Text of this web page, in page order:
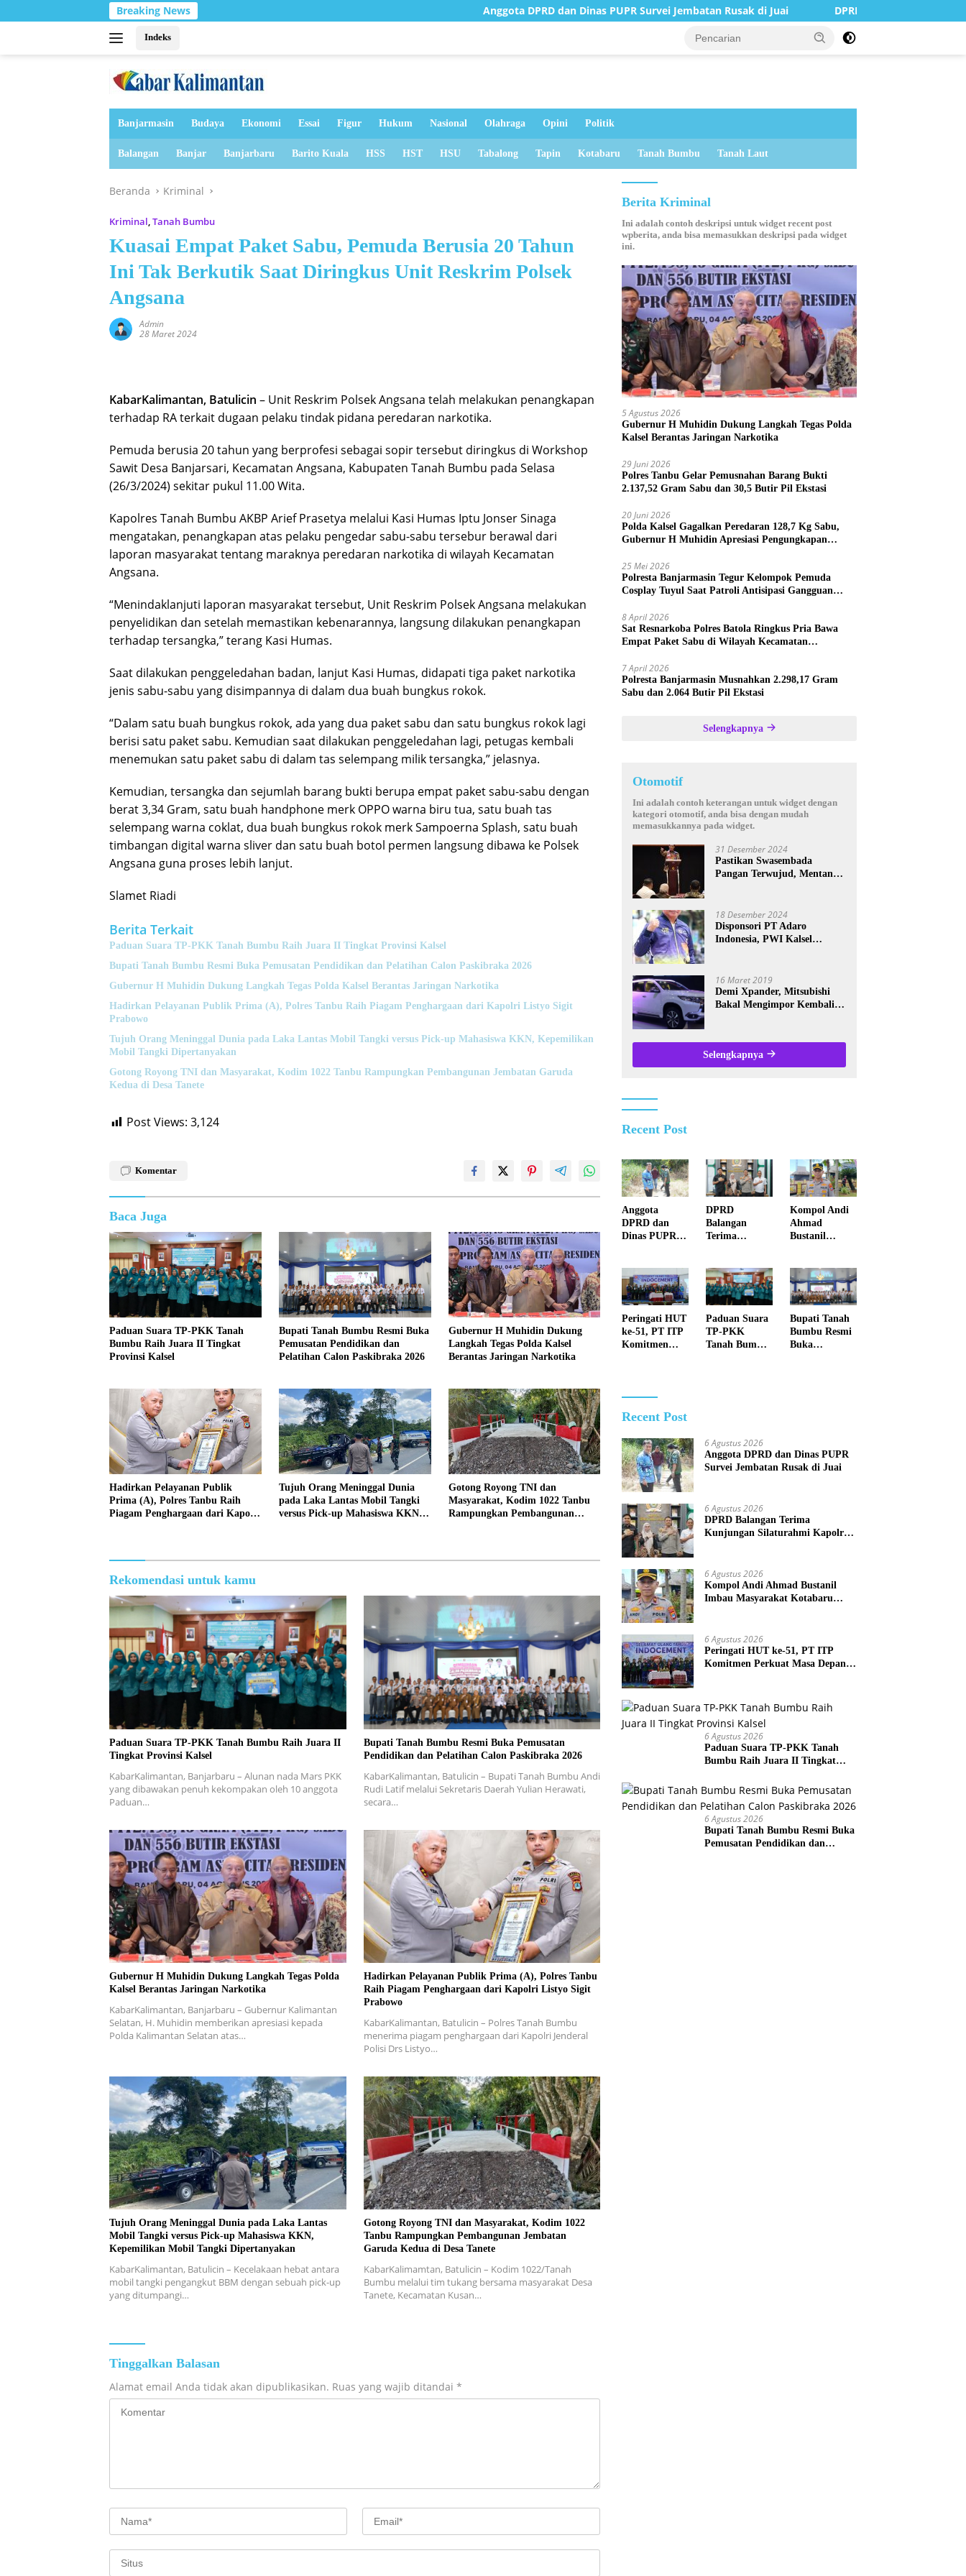
ke
Breaking News Anggota DPRD dan Dinas PUPR Survei Jembatan Rusak di Juai DPRD Balangan Terima Kunjungan
Indeks
Banjarmasin Budaya Ekonomi Essai Figur Hukum Nasional Olahraga Opini Politik
Balangan Banjar Banjarbaru Barito Kuala HSS HST HSU Tabalong Tapin Kotabaru Tanah Bumbu Tanah Laut
Beranda Kriminal
Kriminal,Tanah Bumbu
Kuasai Empat Paket Sabu, Pemuda Berusia 20 Tahun
Ini Tak Berkutik Saat Diringkus Unit Reskrim Polsek
Angsana
Admin
28 Maret 2024
KabarKalimantan, Batulicin – Unit Reskrim Polsek Angsana telah melakukan penangkapan
terhadap RA terkait dugaan pelaku tindak pidana peredaran narkotika.
Pemuda berusia 20 tahun yang berprofesi sebagai sopir tersebut diringkus di Workshop
Sawit Desa Banjarsari, Kecamatan Angsana, Kabupaten Tanah Bumbu pada Selasa
(26/3/2024) sekitar pukul 11.00 Wita.
Kapolres Tanah Bumbu AKBP Arief Prasetya melalui Kasi Humas Iptu Jonser Sinaga
mengatakan, penangkapan atas pelaku pengedar sabu-sabu tersebur berawal dari
laporan masyarakat tentang maraknya peredaran narkotika di wilayah Kecamatan
Angsana.
“Menindaklanjuti laporan masyarakat tersebut, Unit Reskrim Polsek Angsana melakukan
penyelidikan dan setelah memastikan kebenarannya, langsung dilakukan penangkapan
terhadap tersangka,” terang Kasi Humas.
Saat dilakukan penggeledahan badan, lanjut Kasi Humas, didapati tiga paket narkotika
jenis sabu-sabu yang disimpannya di dalam dua buah bungkus rokok.
“Dalam satu buah bungkus rokok, ada yang dua paket sabu dan satu bungkus rokok lagi
berisi satu paket sabu. Kemudian saat dilakukan penggeledahan lagi, petugas kembali
menemukan satu paket sabu di dalam tas selempang milik tersangka,” jelasnya.
Kemudian, tersangka dan sejumlah barang bukti berupa empat paket sabu-sabu dengan
berat 3,34 Gram, satu buah handphone merk OPPO warna biru tua, satu buah tas
selempang warna coklat, dua buah bungkus rokok merk Sampoerna Splash, satu buah
timbangan digital warna sliver dan satu buah botol permen langsung dibawa ke Polsek
Angsana guna proses lebih lanjut.
Slamet Riadi
Berita Terkait
Paduan Suara TP-PKK Tanah Bumbu Raih Juara II Tingkat Provinsi Kalsel
Bupati Tanah Bumbu Resmi Buka Pemusatan Pendidikan dan Pelatihan Calon Paskibraka 2026
Gubernur H Muhidin Dukung Langkah Tegas Polda Kalsel Berantas Jaringan Narkotika
Hadirkan Pelayanan Publik Prima (A), Polres Tanbu Raih Piagam Penghargaan dari Kapolri Listyo Sigit
Prabowo
Tujuh Orang Meninggal Dunia pada Laka Lantas Mobil Tangki versus Pick-up Mahasiswa KKN, Kepemilikan
Mobil Tangki Dipertanyakan
Gotong Royong TNI dan Masyarakat, Kodim 1022 Tanbu Rampungkan Pembangunan Jembatan Garuda
Kedua di Desa Tanete
Post Views: 3,124
Komentar
Baca Juga
Paduan Suara TP-PKK Tanah
Bumbu Raih Juara II Tingkat
Provinsi Kalsel
Bupati Tanah Bumbu Resmi Buka
Pemusatan Pendidikan dan
Pelatihan Calon Paskibraka 2026
Gubernur H Muhidin Dukung
Langkah Tegas Polda Kalsel
Berantas Jaringan Narkotika
Hadirkan Pelayanan Publik
Prima (A), Polres Tanbu Raih
Piagam Penghargaan dari Kapolri
Tujuh Orang Meninggal Dunia
pada Laka Lantas Mobil Tangki
versus Pick-up Mahasiswa KKN,
Gotong Royong TNI dan
Masyarakat, Kodim 1022 Tanbu
Rampungkan Pembangunan
Rekomendasi untuk kamu
Paduan Suara TP-PKK Tanah Bumbu Raih Juara II
Tingkat Provinsi Kalsel
KabarKalimantan, Banjarbaru – Alunan nada Mars PKK
yang dibawakan penuh kekompakan oleh 10 anggota
Paduan…
Bupati Tanah Bumbu Resmi Buka Pemusatan
Pendidikan dan Pelatihan Calon Paskibraka 2026
KabarKalimantan, Batulicin – Bupati Tanah Bumbu Andi
Rudi Latif melalui Sekretaris Daerah Yulian Herawati,
secara…
Gubernur H Muhidin Dukung Langkah Tegas Polda
Kalsel Berantas Jaringan Narkotika
KabarKalimantan, Banjarbaru – Gubernur Kalimantan
Selatan, H. Muhidin memberikan apresiasi kepada
Polda Kalimantan Selatan atas…
Hadirkan Pelayanan Publik Prima (A), Polres Tanbu
Raih Piagam Penghargaan dari Kapolri Listyo Sigit
Prabowo
KabarKalimantan, Batulicin – Polres Tanah Bumbu
menerima piagam penghargaan dari Kapolri Jenderal
Polisi Drs Listyo…
Tujuh Orang Meninggal Dunia pada Laka Lantas
Mobil Tangki versus Pick-up Mahasiswa KKN,
Kepemilikan Mobil Tangki Dipertanyakan
KabarKalimantan, Batulicin – Kecelakaan hebat antara
mobil tangki pengangkut BBM dengan sebuah pick-up
yang ditumpangi…
Gotong Royong TNI dan Masyarakat, Kodim 1022
Tanbu Rampungkan Pembangunan Jembatan
Garuda Kedua di Desa Tanete
KabarKalimamtan, Batulicin – Kodim 1022/Tanah
Bumbu melalui tim tukang bersama masyarakat Desa
Tanete, Kecamatan Kusan…
Tinggalkan Balasan
Alamat email Anda tidak akan dipublikasikan. Ruas yang wajib ditandai *
Berita Kriminal
Ini adalah contoh deskripsi untuk widget recent post
wpberita, anda bisa memasukkan deskripsi pada widget
ini.
5 Agustus 2026
Gubernur H Muhidin Dukung Langkah Tegas Polda
Kalsel Berantas Jaringan Narkotika
29 Juni 2026
Polres Tanbu Gelar Pemusnahan Barang Bukti
2.137,52 Gram Sabu dan 30,5 Butir Pil Ekstasi
20 Juni 2026
Polda Kalsel Gagalkan Peredaran 128,7 Kg Sabu,
Gubernur H Muhidin Apresiasi Pengungkapan
25 Mei 2026
Polresta Banjarmasin Tegur Kelompok Pemuda
Cosplay Tuyul Saat Patroli Antisipasi Gangguan
8 April 2026
Sat Resnarkoba Polres Batola Ringkus Pria Bawa
Empat Paket Sabu di Wilayah Kecamatan
7 April 2026
Polresta Banjarmasin Musnahkan 2.298,17 Gram
Sabu dan 2.064 Butir Pil Ekstasi
Selengkapnya
Otomotif
Ini adalah contoh keterangan untuk widget dengan
kategori otomotif, anda bisa dengan mudah
memasukkannya pada widget.
31 Desember 2024
Pastikan Swasembada
Pangan Terwujud, Mentan
18 Desember 2024
Disponsori PT Adaro
Indonesia, PWI Kalsel
Kalsel
16 Maret 2019
Demi Xpander, Mitsubishi
Bakal Mengimpor Kembali
Selengkapnya
Recent Post
Anggota
DPRD dan
Dinas PUPR
Rusak di Juai
DPRD
Balangan
Terima
Kapolres
Anyar
Kompol Andi
Ahmad
Bustanil
Kotabaru Agar
Tidak
Membuka
Lahan dengan
cara
Membakar
Peringati HUT
ke-51, PT ITP
Komitmen
Gemilang
Paduan Suara
TP-PKK
Tanah Bumbu
Bupati Tanah
Bumbu Resmi
Buka
Recent Post
6 Agustus 2026
Anggota DPRD dan Dinas PUPR
Survei Jembatan Rusak di Juai
6 Agustus 2026
DPRD Balangan Terima
Kunjungan Silaturahmi Kapolres
6 Agustus 2026
Kompol Andi Ahmad Bustanil
Imbau Masyarakat Kotabaru
6 Agustus 2026
Peringati HUT ke-51, PT ITP
Komitmen Perkuat Masa Depan
6 Agustus 2026
Paduan Suara TP-PKK Tanah
Bumbu Raih Juara II Tingkat
6 Agustus 2026
Bupati Tanah Bumbu Resmi Buka
Pemusatan Pendidikan dan